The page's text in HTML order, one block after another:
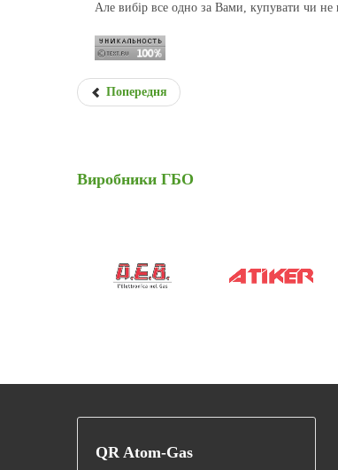
Але вибір все одно за Вами, купувати чи не
Попередня
Виробники ГБО
QR Atom-Gas